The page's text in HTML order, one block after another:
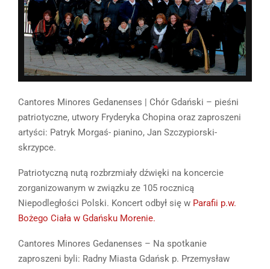
Cantores Minores Gedanenses | Chór Gdański – pieśni
patriotyczne, utwory Fryderyka Chopina oraz zaproszeni
artyści: Patryk Morgaś- pianino, Jan Szczypiorski-
skrzypce.
Patriotyczną nutą rozbrzmiały dźwięki na koncercie
zorganizowanym w związku ze 105 rocznicą
Niepodległości Polski. Koncert odbył się w Parafii p.w.
Bożego Ciała w Gdańsku Morenie.
Cantores Minores Gedanenses – Na spotkanie
zaproszeni byli: Radny Miasta Gdańsk p. Przemysław